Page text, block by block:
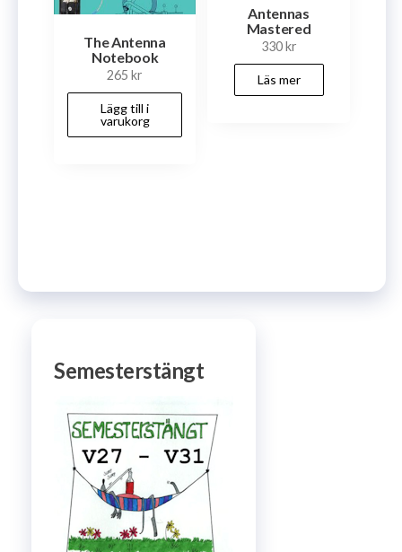
The Antenna
Notebook
265kr
Lägg till i
varukorg
Antennas
Mastered
330kr
Läs mer
Semesterstängt